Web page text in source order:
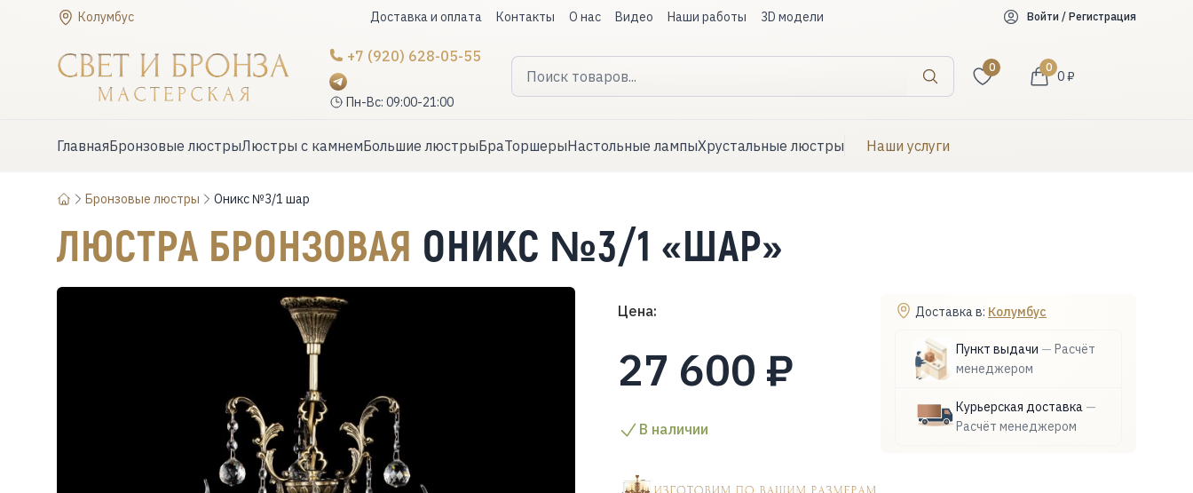
Колумбус Доставка и оплата Контакты О нас Видео Наши работы 3D модели Войти / Регистрация
+7 (920) 628-05-55
Пн-Вс: 09:00-21:00
Искать
0 0
0 ₽
ГлавнаяБронзовые люстрыЛюстры с камнемБольшие люстрыБраТоршерыНастольные лампыХрустальные люстры Наши услуги
Бронзовые люстры Оникс №3/1 шар
ЛЮСТРА БРОНЗОВАЯ ОНИКС №3/1 «ШАР»
Цена:
27 600 ₽
В наличии
Доставка в: Колумбус
Пункт выдачи — Расчёт
менеджером
Курьерская доставка —
Расчёт менеджером